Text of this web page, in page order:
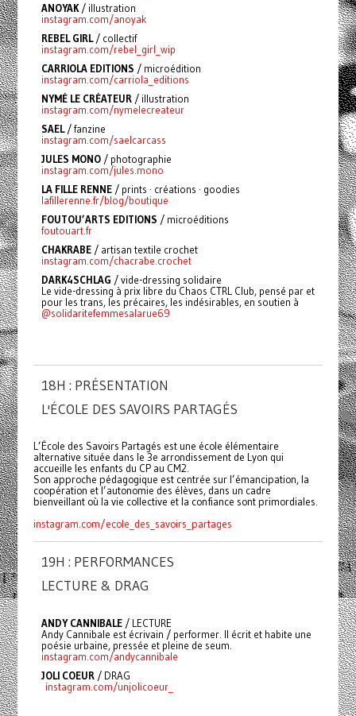
ANOYAK/ illustration
instagram.com/anoyak
REBEL GIRL/ collectif
instagram.com/rebel_girl_wip
CARRIOLA EDITIONS / microédition
instagram.com/carriola_editions
NYMÉ LE CRÉATEUR/ illustration
instagram.com/nymelecreateur
SAEL/ fanzine
instagram.com/saelcarcass
JULES MONO/ photographie
instagram.com/jules.mono
LA FILLE RENNE/ prints · créations · goodies
lafillerenne.fr/blog/boutique
FOUTOU’ARTS EDITIONS / microéditions
foutouart.fr
CHAKRABE/ artisan textile crochet
instagram.com/chacrabe.crochet
DARK4SCHLAG / vide-dressing solidaire
Le vide-dressing à prix libre du Chaos CTRL Club, pensé par et
pour les trans, les précaires, les indésirables, en soutien à
@solidaritefemmesalarue69
18H : PRÉSENTATION
L'ÉCOLE DES SAVOIRS PARTAGÉS
L’École des Savoirs Partagés est une école élémentaire
alternative située dans le 3e arrondissement de Lyon qui
accueille les enfants du CP au CM2.
Son approche pédagogique est centrée sur l’émancipation, la
coopération et l’autonomie des élèves, dans un cadre
bienveillant où la vie collective et la confiance sont primordiales.
instagram.com/ecole_des_savoirs_partages
19H : PERFORMANCES
LECTURE & DRAG
ANDY CANNIBALE/ LECTURE
Andy Cannibale est écrivain / performer. Il écrit et habite une
poésie urbaine, pressée et pleine de seum.
instagram.com/andycannibale
JOLI COEUR/ DRAG
instagram.com/unjolicoeur_